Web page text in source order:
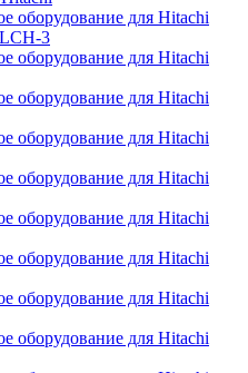
оборудование для Hitachi
3
оборудование для Hitachi
оборудование для Hitachi
оборудование для Hitachi
оборудование для Hitachi
оборудование для Hitachi
оборудование для Hitachi
оборудование для Hitachi
оборудование для Hitachi